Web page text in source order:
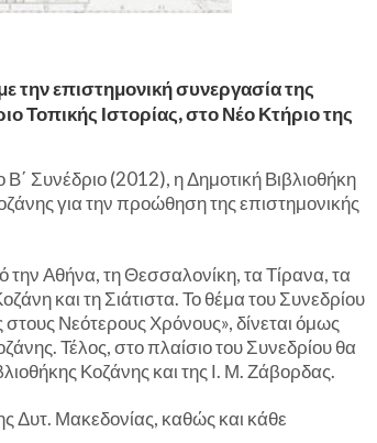
την επιστημονική συνεργασία της
Τοπικής Ιστορίας, στο Νέο Κτήριο της
Συνέδριο (2012), η Δημοτική Βιβλιοθήκη
για την προώθηση της επιστημονικής
την Αθήνα, τη Θεσσαλονίκη, τα Τίρανα, τα
και τη Σιάτιστα. Το θέμα του Συνεδρίου
στους Νεότερους Χρόνους», δίνεται όμως
Τέλος, στο πλαίσιο του Συνεδρίου θα
Κοζάνης και της Ι. Μ. Ζάβορδας.
Δυτ. Μακεδονίας, καθώς και κάθε